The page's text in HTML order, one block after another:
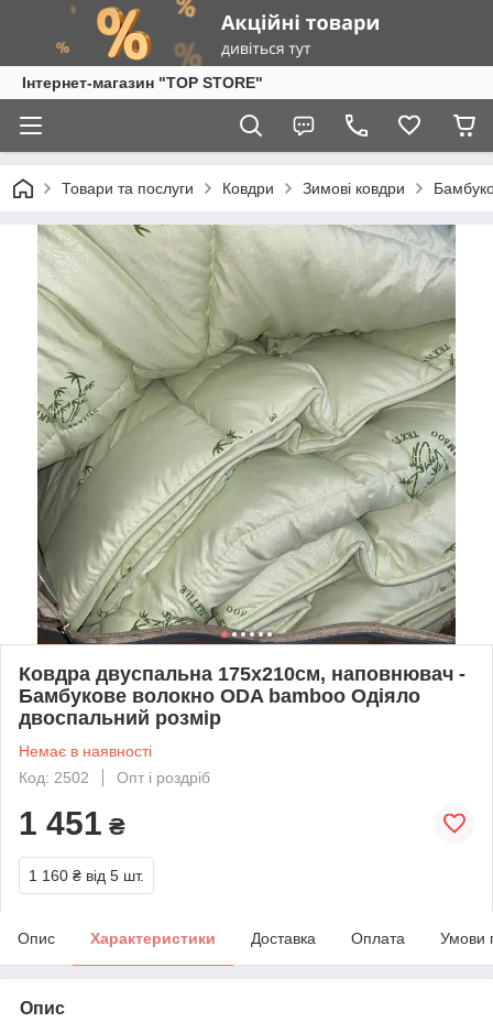
Інтернет-магазин "TOP STORE"
Товари та послуги Ковдри Зимові ковдри
Ковдра двуспальна 175х210см, наповнювач -
Бамбукове волокно ODA bamboo Одіяло
двоспальний розмір
Немає в наявності
Код: 2502
Опт і роздріб
1 451 ₴
1 160 ₴ від 5 шт.
Опис Характеристики Доставка Оплата Умови
Опис